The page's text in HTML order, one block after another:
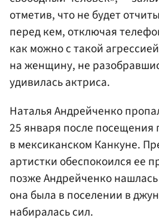
отметив, что не будет
перед кем, отключая
как можно с такой
на женщину, не
удивилась актриса.
Наталья Андрейченко
25 января после посещения
в мексиканском Канкуне.
артистки обеспокоился ее
позже Андрейченко
она была в поселении в
набиралась сил.